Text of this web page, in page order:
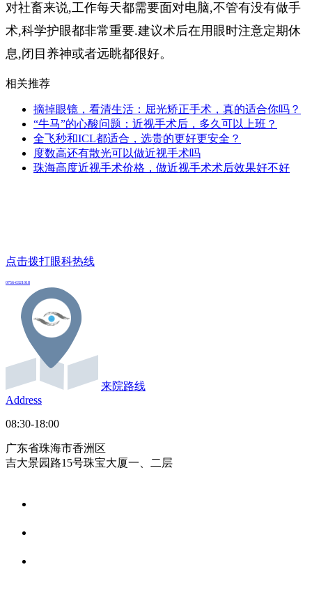
对社畜来说,工作每天都需要面对电脑,不管有没有做手
术,科学护眼都非常重要.建议术后在用眼时注意定期休
息,闭目养神或者远眺都很好。
相关推荐
摘掉眼镜，看清生活：屈光矫正手术，真的适合你吗？
“牛马”的心酸问题：近视手术后，多久可以上班？
全飞秒和ICL都适合，选贵的更好更安全？
度数高还有散光可以做近视手术吗
珠海高度近视手术价格，做近视手术术后效果好不好
点击拨打眼科热线
0756-6321018
来院路线
Address
08:30-18:00
广东省珠海市香洲区
吉大景园路15号珠宝大厦一、二层